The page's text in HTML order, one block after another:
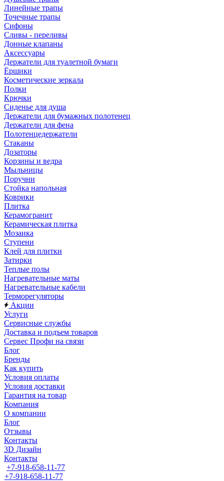
Линейные трапы
Точечные трапы
Сифоны
Сливы - переливы
Донные клапаны
Аксессуары
Держатели для туалетной бумаги
Ёршики
Косметические зеркала
Полки
Крючки
Сиденье для душа
Держатели для бумажных полотенец
Держатели для фена
Полотенцедержатели
Стаканы
Дозаторы
Корзины и ведра
Мыльницы
Поручни
Стойка напольная
Коврики
Плитка
Керамогранит
Керамическая плитка
Мозаика
Ступени
Клей для плитки
Затирки
Теплые полы
Нагревательные маты
Нагревательные кабели
Терморегуляторы
Акции
Услуги
Сервисные службы
Доставка и подъем товаров
Сервес Профи на связи
Блог
Бренды
Как купить
Условия оплаты
Условия доставки
Гарантия на товар
Компания
О компании
Блог
Отзывы
Контакты
3D Дизайн
Контакты
+7-918-658-11-77
+7-918-658-11-77